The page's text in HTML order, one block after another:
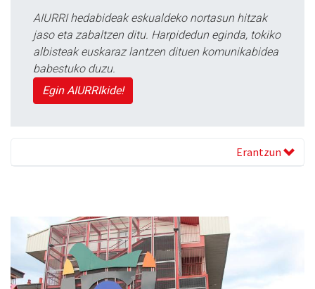
AIURRI hedabideak eskualdeko nortasun hitzak
jaso eta zabaltzen ditu. Harpidedun eginda, tokiko
albisteak euskaraz lantzen dituen komunikabidea
babestuko duzu.
Egin AIURRIkide!
Erantzun